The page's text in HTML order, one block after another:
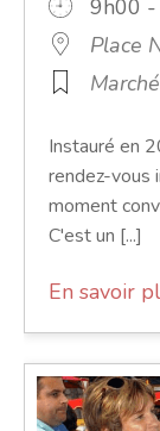
9h00
Place
Instauré en
rendez-vous
moment
C'est un [...]
En savoir